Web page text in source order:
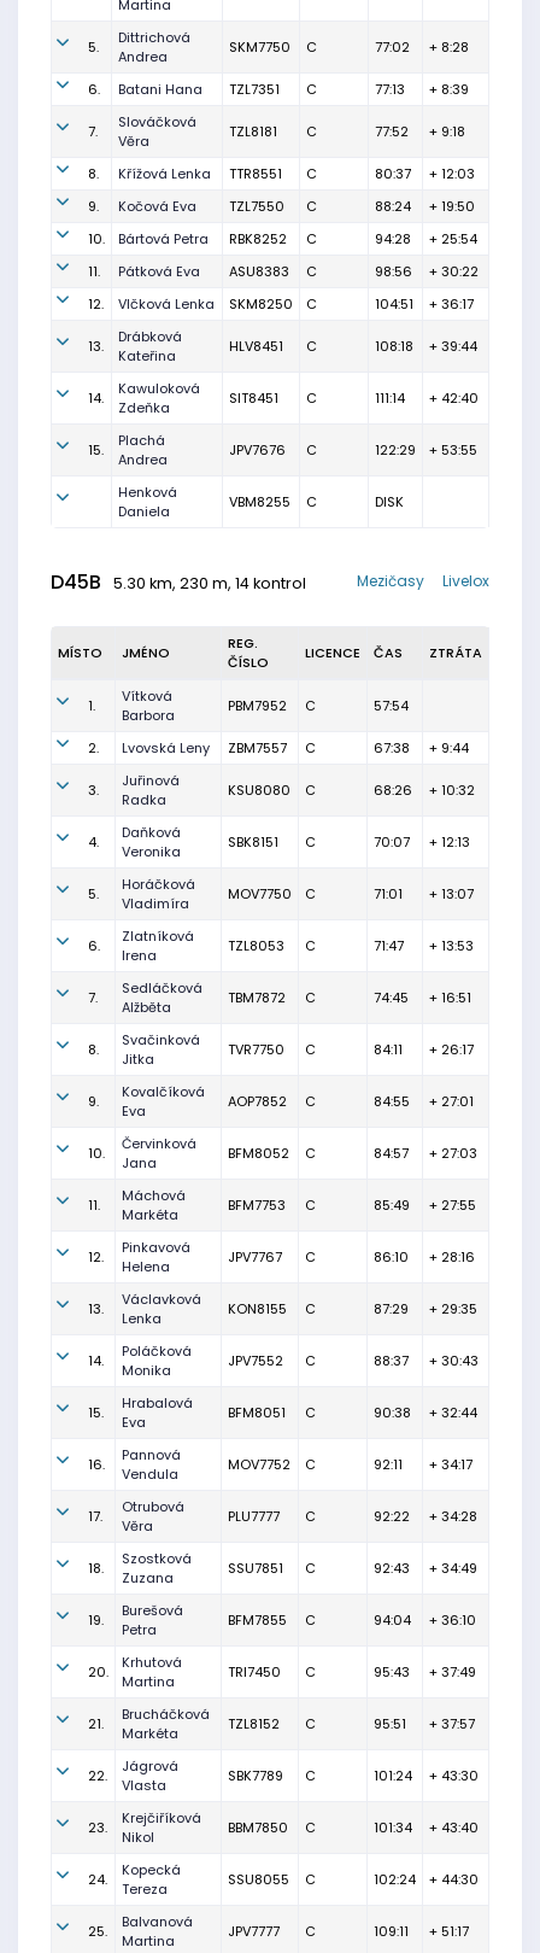
Martina
5.
Dittrichová
Andrea
SKM7750 C 77:02 + 8:28
6. Batani Hana TZL7351 C 77:13 + 8:39
7.
Slováčková
Věra
TZL8181 C 77:52 + 9:18
8. Křížová Lenka TTR8551 C 80:37
+ 12:03
9.
Kočová Eva TZL7550 C 88:24
+ 19:50
10.
Bártová Petra RBK8252 C 94:28
+ 25:54
11.
Pátková Eva ASU8383 C 98:56
+ 30:22
12.
Vlčková Lenka SKM8250 C 104:51 + 36:17
13.
Drábková
Kateřina
HLV8451 C 108:18 + 39:44
14.
Kawuloková
Zdeňka
SIT8451 C 111:14 + 42:40
15.
Plachá
Andrea
JPV7676 C 122:29 + 53:55
Henková
Daniela
VBM8255 C DISK
D45B 5.30 km, 230 m, 14 kontrol Livelox
Mezičasy
MÍSTO JMÉNO
REG.
ČÍSLO
LICENCE ČAS ZTRÁTA
1.
Vítková
Barbora
PBM7952 C 57:54
2. Lvovská Leny ZBM7557 C 67:38 + 9:44
3.
Juřinová
Radka
KSU8080 C 68:26 + 10:32
4.
Daňková
Veronika
SBK8151 C 70:07 + 12:13
5.
Horáčková
Vladimíra
MOV7750 C 71:01 + 13:07
6.
Zlatníková
Irena
TZL8053 C 71:47 + 13:53
7.
Sedláčková
Alžběta
TBM7872 C 74:45 + 16:51
8.
Svačinková
Jitka
TVR7750 C 84:11 + 26:17
9.
Kovalčíková
Eva
AOP7852 C 84:55 + 27:01
10.
Červinková
Jana
BFM8052 C 84:57 + 27:03
11.
Máchová
Markéta
BFM7753 C 85:49 + 27:55
12.
Pinkavová
Helena
JPV7767 C 86:10 + 28:16
13.
Václavková
Lenka
KON8155 C 87:29 + 29:35
14.
Poláčková
Monika
JPV7552 C 88:37 + 30:43
15.
Hrabalová
Eva
BFM8051 C 90:38 + 32:44
16.
Pannová
Vendula
MOV7752 C 92:11 + 34:17
17.
Otrubová
Věra
PLU7777 C 92:22 + 34:28
18.
Szostková
Zuzana
SSU7851 C 92:43 + 34:49
19.
Burešová
Petra
BFM7855 C 94:04 + 36:10
20.
Krhutová
Martina
TRI7450 C 95:43 + 37:49
21.
Brucháčková
Markéta
TZL8152 C 95:51 + 37:57
22.
Jágrová
Vlasta
SBK7789 C 101:24 + 43:30
23.
Krejčiříková
Nikol
BBM7850 C 101:34 + 43:40
24.
Kopecká
Tereza
SSU8055 C 102:24 + 44:30
25.
Balvanová
Martina
JPV7777 C 109:11 + 51:17